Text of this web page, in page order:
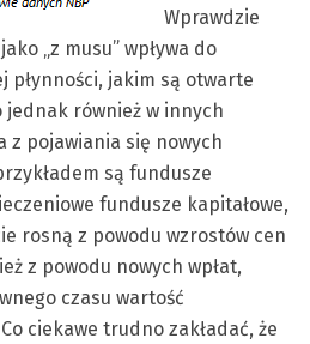
Wprawdzie
„z musu” wpływa do
płynności, jakim są otwarte
również w innych
z pojawiania się nowych
są fundusze
fundusze kapitałowe,
rosną z powodu wzrostów cen
z powodu nowych wpłat,
czasu wartość
ciekawe trudno zakładać, że